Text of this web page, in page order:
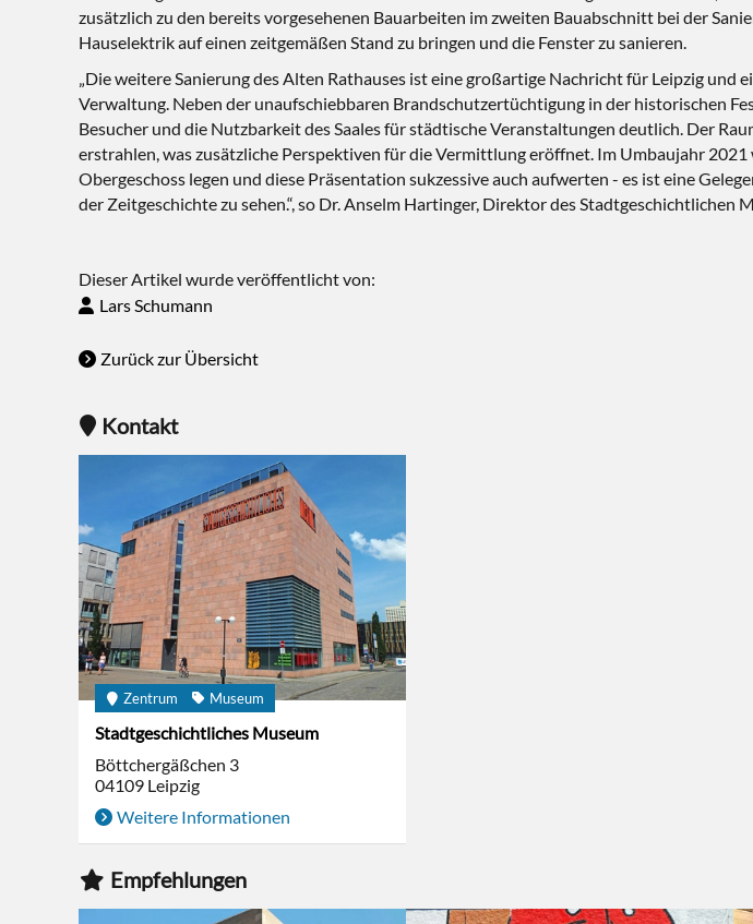
zusätzlich zu den bereits vorgesehenen Bauarbeiten im zweiten Bauabschnitt bei der
Hauselektrik auf einen zeitgemäßen Stand zu bringen und die Fenster zu sanieren.
„Die weitere Sanierung des Alten Rathauses ist eine großartige Nachricht für Leipzig
Verwaltung. Neben der unaufschiebbaren Brandschutzertüchtigung in der historischen
Besucher und die Nutzbarkeit des Saales für städtische Veranstaltungen deutlich. Der
erstrahlen, was zusätzliche Perspektiven für die Vermittlung eröffnet. Im Umbaujahr
Obergeschoss legen und diese Präsentation sukzessive auch aufwerten - es ist eine
der Zeitgeschichte zu sehen.“, so Dr. Anselm Hartinger, Direktor des Stadtgeschichtlichen
Dieser Artikel wurde veröffentlicht von:
Lars Schumann
Zurück zur Übersicht
Kontakt
Zentrum Museum
Stadtgeschichtliches Museum
Böttchergäßchen 3
04109 Leipzig
Weitere Informationen
Empfehlungen